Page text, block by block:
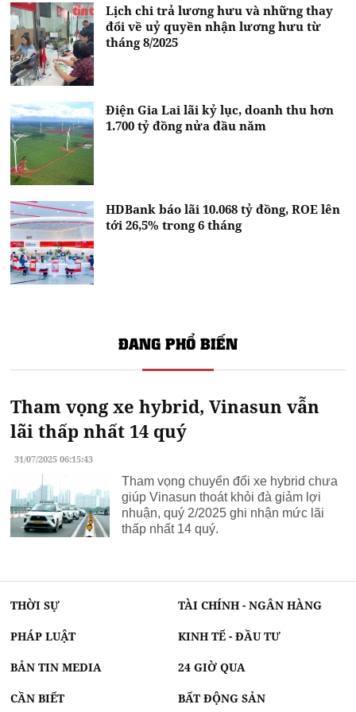
Lịch chi trả lương hưu và những thay
đổi về uỷ quyền nhận lương hưu từ
tháng 8/2025
Điện Gia Lai lãi kỷ lục, doanh thu hơn
1.700 tỷ đồng nửa đầu năm
HDBank báo lãi 10.068 tỷ đồng, ROE lên
tới 26,5% trong 6 tháng
ĐANG PHỔ BIẾN
Tham vọng xe hybrid, Vinasun vẫn
lãi thấp nhất 14 quý
31/07/2025 06:15:43
Tham vọng chuyển đổi xe hybrid chưa
giúp Vinasun thoát khỏi đà giảm lợi
nhuận, quý 2/2025 ghi nhận mức lãi
thấp nhất 14 quý.
THỜI SỰ TÀI CHÍNH - NGÂN HÀNG
PHÁP LUẬT KINH TẾ - ĐẦU TƯ
BẢN TIN MEDIA 24 GIỜ QUA
CẦN BIẾT BẤT ĐỘNG SẢN